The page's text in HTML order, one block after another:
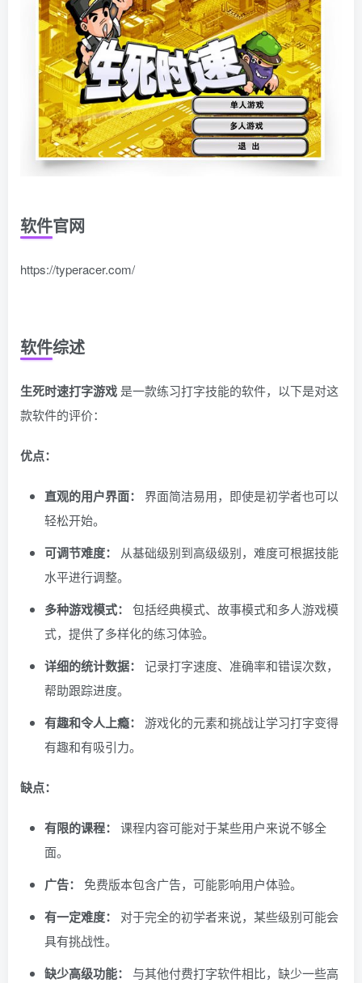
软件官网
https://typeracer.com/
软件综述
生死时速打字游戏 是一款练习打字技能的软件，以下是对这
款软件的评价：
优点：
直观的用户界面：
界面简洁易用，即使是初学者也可以
轻松开始。
可调节难度：
从基础级别到高级级别，难度可根据技能
水平进行调整。
多种游戏模式：
包括经典模式、故事模式和多人游戏模
式，提供了多样化的练习体验。
详细的统计数据：
记录打字速度、准确率和错误次数，
帮助跟踪进度。
有趣和令人上瘾：
游戏化的元素和挑战让学习打字变得
有趣和有吸引力。
缺点：
有限的课程：
课程内容可能对于某些用户来说不够全
面。
广告： 免费版本包含广告，可能影响用户体验。
有一定难度：
对于完全的初学者来说，某些级别可能会
具有挑战性。
缺少高级功能：
与其他付费打字软件相比，缺少一些高